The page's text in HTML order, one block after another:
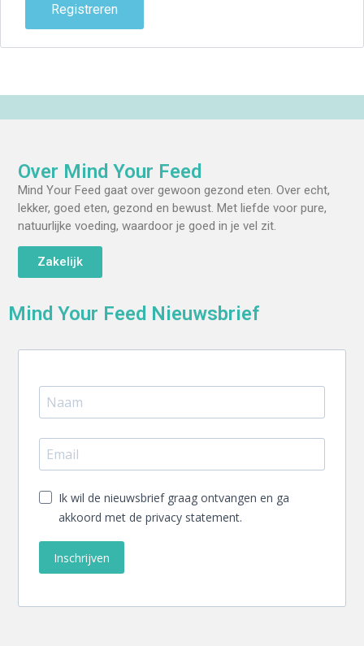
Registreren
Over Mind Your Feed
Mind Your Feed gaat over gewoon gezond eten. Over echt,
lekker, goed eten, gezond en bewust. Met liefde voor pure,
natuurlijke voeding, waardoor je goed in je vel zit.
Zakelijk
Mind Your Feed Nieuwsbrief
Ik wil de nieuwsbrief graag ontvangen en ga
akkoord met de privacy statement.
Inschrijven